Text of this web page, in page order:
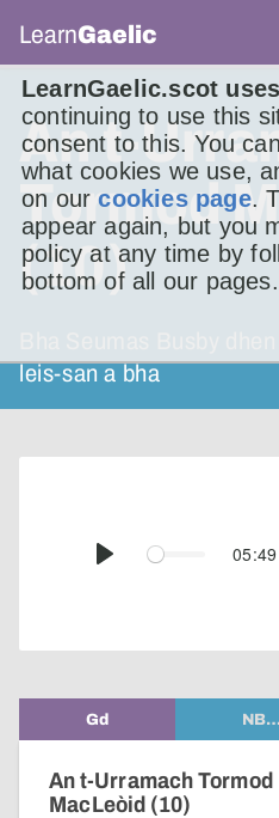
LearnGaelic.scot
continuing to use this
consent to this. You
what cookies we use,
on ourcookies page.
appear again, but you
policy at any time by
bottom of all our pages.
LearnGaelic
An t-
Tormod
(10)
Bha Seumas Busby
leis-san a bha
Play
05:49
Gd NB…
An t-Urramach Tormod
MacLeòid (10)